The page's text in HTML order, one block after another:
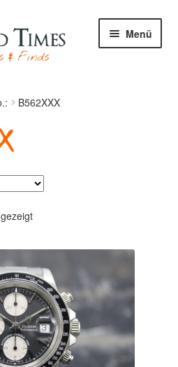
Menü
B562XXX